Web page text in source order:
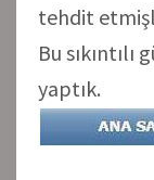
tehdit
Bu
yaptık.